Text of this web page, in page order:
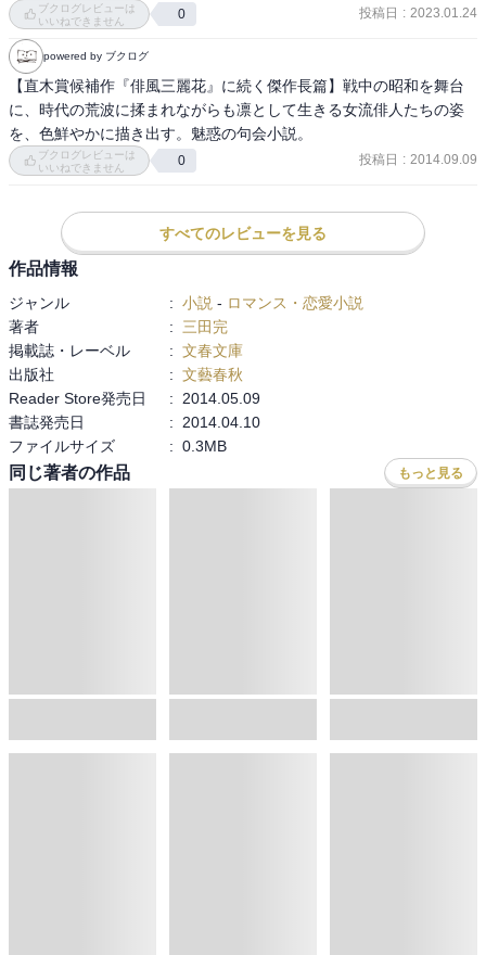
い。未来を生きる私は戦争が近い時代なのを知っている。不安を感
じながらページを繰っていたが、最終章で物語の場面はあっさり戦
後へうつる。句会の顔ぶれとしては一人だけ残念であったが、三麗
花は誰一人欠けず、前作序盤にもあった東京の再編話を最後に持っ
てくるのは感慨深かった。読後感の良い作品だった。
ブクログレビューは
いいねできません
0 投稿日 : 2023.01.24
powered by ブクログ
【直木賞候補作『俳風三麗花』に続く傑作長篇】戦中の昭和を舞台
に、時代の荒波に揉まれながらも凛として生きる女流俳人たちの姿
を、色鮮やかに描き出す。魅惑の句会小説。
ブクログレビューは
いいねできません
0 投稿日 : 2014.09.09
すべてのレビューを見る
作品情報
ジャンル : 小説 - ロマンス・恋愛小説
著者
:
三田完
掲載誌・レーベル
: 文春文庫
出版社
: 文藝春秋
Reader Store発売日
:
2014.05.09
書誌発売日
:
2014.04.10
ファイルサイズ
: 0.3MB
同じジャンルのランキング もっと見る
池田匡志,七寒六温,konoko58 ,村崎キコ
池井戸潤
東野圭吾